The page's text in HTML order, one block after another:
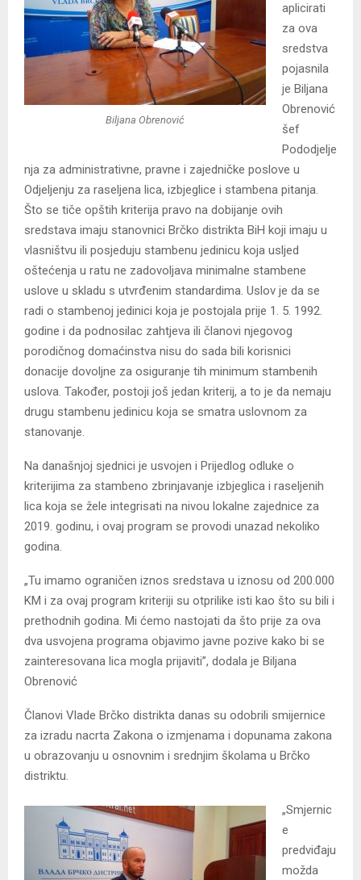
Biljana Obrenović
aplicirati
za ova
sredstva
pojasnila
je Biljana
Obrenović
šef
Pododjelje
nja za administrativne, pravne i zajedničke poslove u
Odjeljenju za raseljena lica, izbjeglice i stambena pitanja.
Što se tiče opštih kriterija pravo na dobijanje ovih
sredstava imaju stanovnici Brčko distrikta BiH koji imaju u
vlasništvu ili posjeduju stambenu jedinicu koja usljed
oštećenja u ratu ne zadovoljava minimalne stambene
uslove u skladu s utvrđenim standardima. Uslov je da se
radi o stambenoj jedinici koja je postojala prije 1. 5. 1992.
godine i da podnosilac zahtjeva ili članovi njegovog
porodičnog domaćinstva nisu do sada bili korisnici
donacije dovoljne za osiguranje tih minimum stambenih
uslova. Također, postoji još jedan kriterij, a to je da nemaju
drugu stambenu jedinicu koja se smatra uslovnom za
stanovanje.
Na današnjoj sjednici je usvojen i Prijedlog odluke o
kriterijima za stambeno zbrinjavanje izbjeglica i raseljenih
lica koja se žele integrisati na nivou lokalne zajednice za
2019. godinu, i ovaj program se provodi unazad nekoliko
godina.
„Tu imamo ograničen iznos sredstava u iznosu od 200.000
KM i za ovaj program kriteriji su otprilike isti kao što su bili i
prethodnih godina. Mi ćemo nastojati da što prije za ova
dva usvojena programa objavimo javne pozive kako bi se
zainteresovana lica mogla prijaviti”, dodala je Biljana
Obrenović
Članovi Vlade Brčko distrikta danas su odobrili smijernice
za izradu nacrta Zakona o izmjenama i dopunama zakona
u obrazovanju u osnovnim i srednjim školama u Brčko
distriktu.
„Smjernic
e
predviđaju
možda